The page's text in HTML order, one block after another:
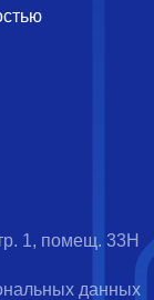
1, помещ. 33Н
данных